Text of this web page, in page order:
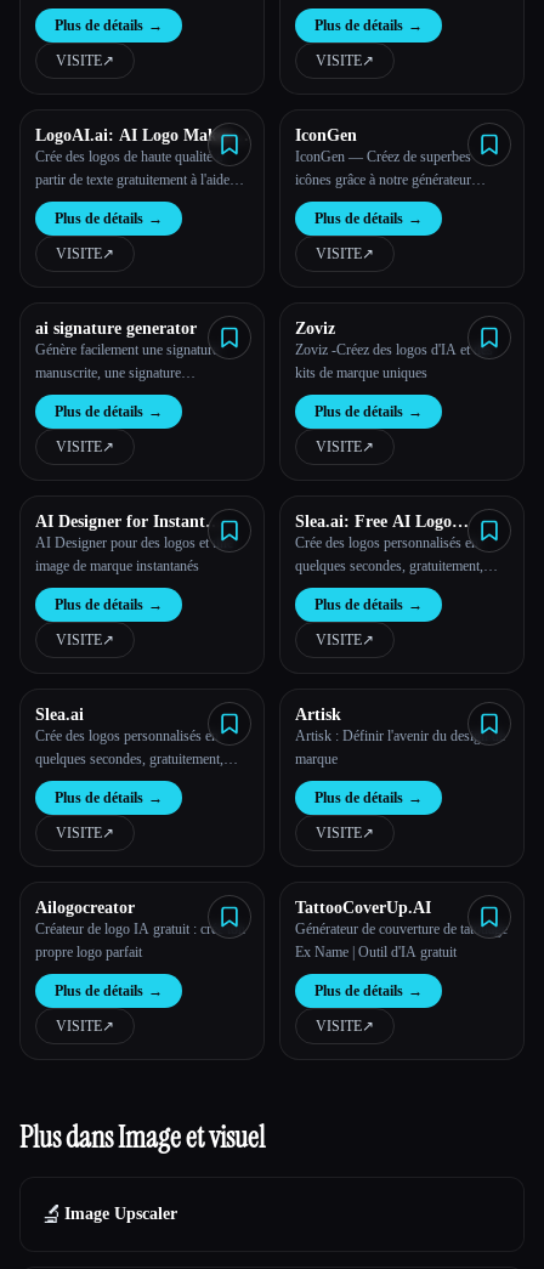
ligne
Plus de détails →
VISITE↗︎
de marque accrocheur, crée un logo
original et crée un site web
professionnel en toute simplicité.
Plus de détails →
VISITE↗︎
LogoAI.ai: AI Logo Maker
Free Online
Crée des logos de haute qualité à
partir de texte gratuitement à l'aide
d'une technologie d'IA avancée.
Plus de détails →
VISITE↗︎
IconGen
IconGen — Créez de superbes
icônes grâce à notre générateur
d'icônes basé sur l'IA
Plus de détails →
VISITE↗︎
ai signature generator
Génère facilement une signature
manuscrite, une signature
calligraphique grâce à notre créateur
de signature IA gratuit. Transforme
ton nom en œuvre d'art en ligne.
Aucune application n'est nécessaire.
Plus de détails →
VISITE↗︎
Zoviz
Zoviz -Créez des logos d'IA et des
kits de marque uniques
Plus de détails →
VISITE↗︎
AI Designer for Instant
Logos and Branding
AI Designer pour des logos et une
image de marque instantanés
Plus de détails →
VISITE↗︎
Slea.ai: Free AI Logo
Generator
Crée des logos personnalisés en
quelques secondes, gratuitement,
rapidement et de manière
professionnelle.
Plus de détails →
VISITE↗︎
Slea.ai
Crée des logos personnalisés en
quelques secondes, gratuitement,
rapidement et de manière
professionnelle.
Plus de détails →
VISITE↗︎
Artisk
Artisk : Définir l'avenir du design de
marque
Plus de détails →
VISITE↗︎
Ailogocreator
Créateur de logo IA gratuit : crée ton
propre logo parfait
Plus de détails →
VISITE↗︎
TattooCoverUp.AI
Générateur de couverture de tatouage
Ex Name | Outil d'IA gratuit
Plus de détails →
VISITE↗︎
Plus dans Image et visuel
🔬 Image Upscaler